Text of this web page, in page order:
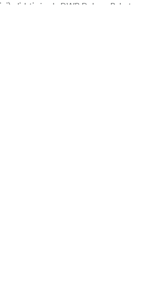
dirbtinė oda DWR Delnas. Polartec